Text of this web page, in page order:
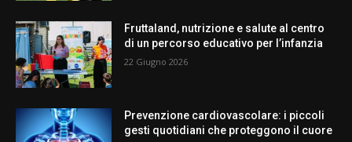
Fruttaland, nutrizione e salute al centro
di un percorso educativo per l’infanzia
22 Giugno 2026
Prevenzione cardiovascolare: i piccoli
gesti quotidiani che proteggono il cuore